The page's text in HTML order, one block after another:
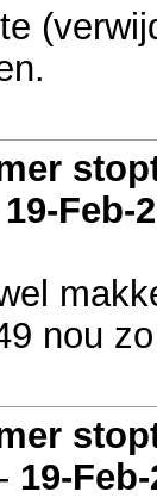
19-Feb-
nou
- 19-